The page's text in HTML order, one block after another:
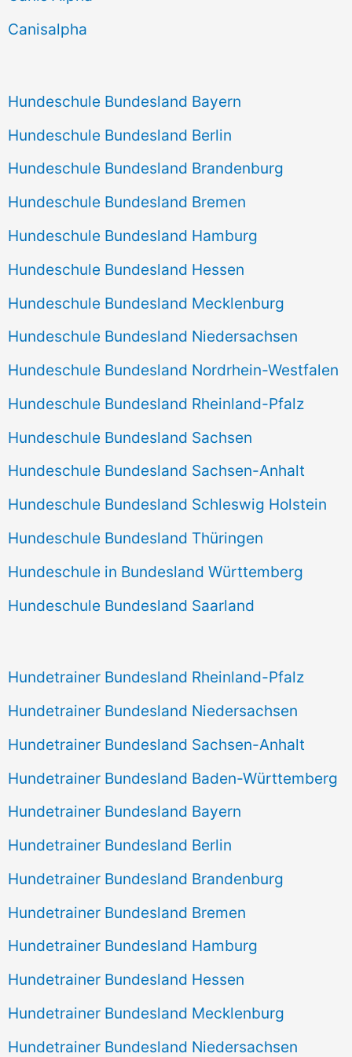
h
Canisalpha
Hundeschule Bundesland Bayern
Hundeschule Bundesland Berlin
Hundeschule Bundesland Brandenburg
Hundeschule Bundesland Bremen
Hundeschule Bundesland Hamburg
Hundeschule Bundesland Hessen
Hundeschule Bundesland Mecklenburg
Hundeschule Bundesland Niedersachsen
Hundeschule Bundesland Nordrhein-Westfalen
Hundeschule Bundesland Rheinland-Pfalz
Hundeschule Bundesland Sachsen
Hundeschule Bundesland Sachsen-Anhalt
Hundeschule Bundesland Schleswig Holstein
Hundeschule Bundesland Thüringen
Hundeschule in Bundesland Württemberg
Hundeschule Bundesland Saarland
Hundetrainer Bundesland Rheinland-Pfalz
Hundetrainer Bundesland Niedersachsen
Hundetrainer Bundesland Sachsen-Anhalt
Hundetrainer Bundesland Baden-Württemberg
Hundetrainer Bundesland Bayern
Hundetrainer Bundesland Berlin
Hundetrainer Bundesland Brandenburg
Hundetrainer Bundesland Bremen
Hundetrainer Bundesland Hamburg
Hundetrainer Bundesland Hessen
Hundetrainer Bundesland Mecklenburg
Hundetrainer Bundesland Niedersachsen